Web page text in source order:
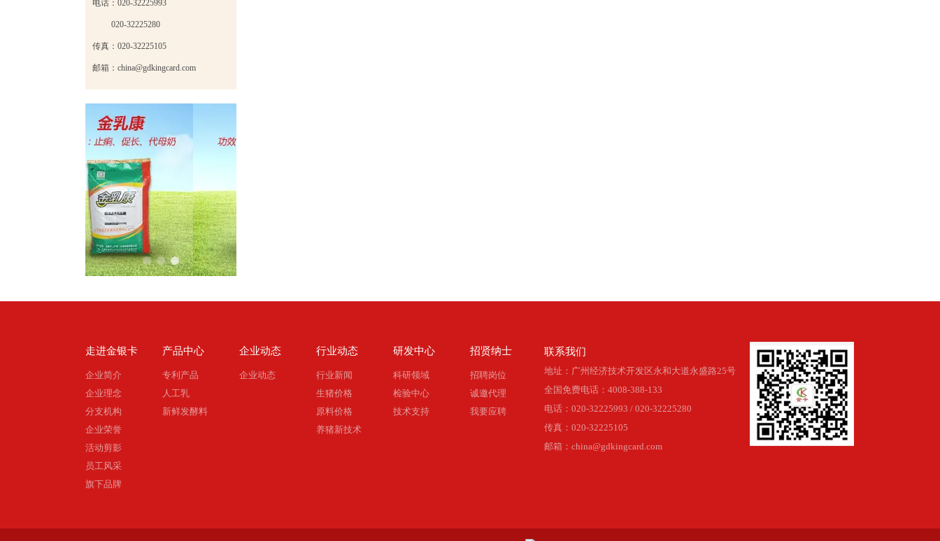
电话：020-32225993
020-32225280
传真：020-32225105
邮箱：china@gdkingcard.com
1 2
联系我们
地址：广州经济技术开发区永和大道永盛路25号
全国免费电话：4008-388-133
电话：020-32225993 / 020-32225280
传真：020-32225105
邮箱：china@gdkingcard.com
走进金银卡
企业简介
企业理念
分支机构
企业荣誉
活动剪影
员工风采
旗下品牌
产品中心
专利产品
人工乳
新鲜发酵料
企业动态
企业动态
行业动态
行业新闻
生猪价格
原料价格
养猪新技术
研发中心
科研领域
检验中心
技术支持
招贤纳士
招聘岗位
诚邀代理
我要应聘